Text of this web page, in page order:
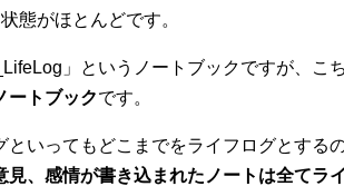
態がほとんどです。
」というノートブックですが、こ
ートブックです。
といってもどこまでをライフログとする
見、感情が書き込まれたノートは全てラ